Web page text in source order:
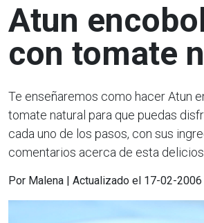
Atun
con tomate
Te enseñaremos como hacer Atun
tomate natural para que puedas
cada uno de los pasos, con sus
comentarios acerca de esta
Por Malena | Actualizado el 17-02-2006